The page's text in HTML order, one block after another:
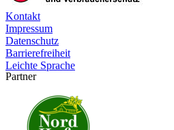
Kontakt
Impressum
Datenschutz
Barrierefreiheit
Leichte Sprache
Partner